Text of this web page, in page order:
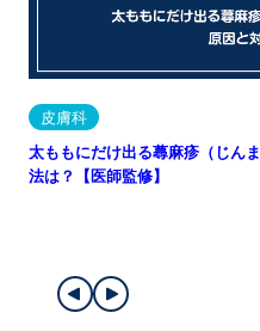
皮膚科
太ももにだけ出る蕁麻疹（じん
法は？【医師監修】